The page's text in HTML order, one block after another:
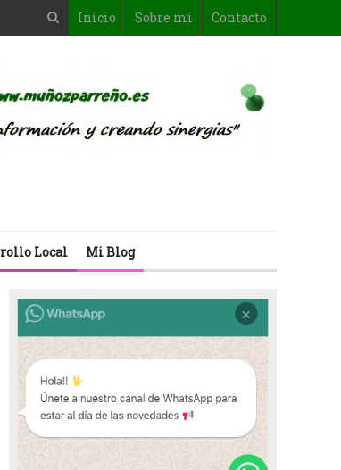
Inicio Sobre mi Contacto
Local Mi Blog